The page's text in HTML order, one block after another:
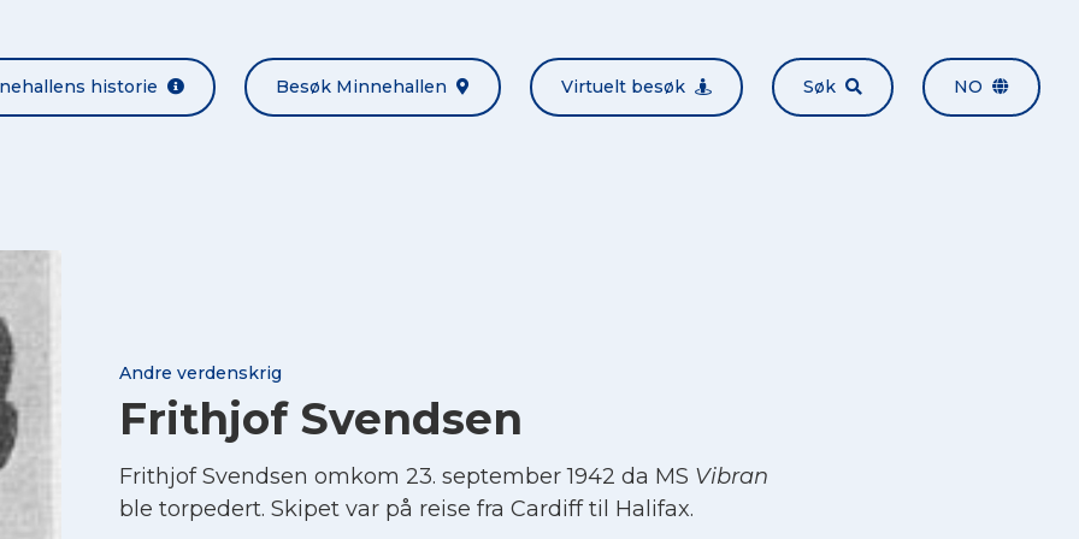
historie Besøk Minnehallen Virtuelt besøk Søk NO
Andre verdenskrig
Frithjof Svendsen
Frithjof Svendsen omkom 23. september 1942 da MS Vibran
ble torpedert. Skipet var på reise fra Cardiff til Halifax.